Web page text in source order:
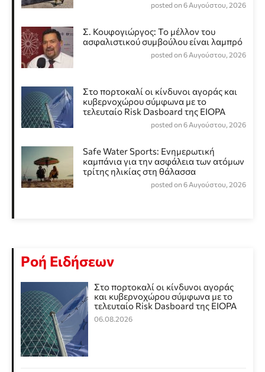
posted on 6 Αυγούστου, 2026
Σ. Κουφογιώργος: To μέλλον του
ασφαλιστικού συμβούλου είναι λαμπρό
posted on 6 Αυγούστου, 2026
Στο πορτοκαλί οι κίνδυνοι αγοράς και
κυβερνοχώρου σύμφωνα με το
τελευταίο Risk Dasboard της EIOPA
posted on 6 Αυγούστου, 2026
Safe Water Sports: Eνημερωτική
καμπάνια για την ασφάλεια των ατόμων
τρίτης ηλικίας στη θάλασσα
posted on 6 Αυγούστου, 2026
Ροή Ειδήσεων
Στο πορτοκαλί οι κίνδυνοι αγοράς
και κυβερνοχώρου σύμφωνα με το
τελευταίο Risk Dasboard της EIOPA
06.08.2026